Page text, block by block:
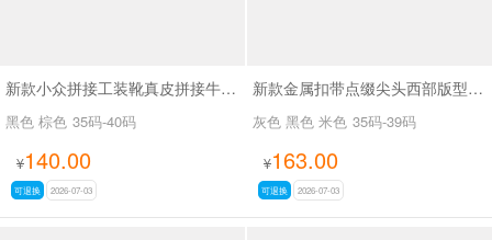
新款小众拼接工装靴真皮拼接牛仔布SA111
黑色 棕色 35码-40码
¥140.00
可退换 2026-07-03
新款金属扣带点缀尖头西部版型废土风尖头长靴SA8034
灰色 黑色 米色 35码-39码
¥163.00
可退换 2026-07-03